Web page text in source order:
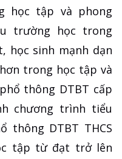
học tập và phong
trường học trong
học sinh mạnh dạn
trong học tập và
thông DTBT cấp
chương trình tiểu
thông DTBT THCS
tập từ đạt trở lên